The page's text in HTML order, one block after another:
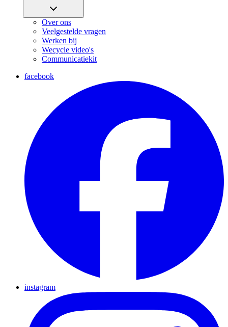
Over ons
Veelgestelde vragen
Werken bij
Wecycle video's
Communicatiekit
facebook
instagram